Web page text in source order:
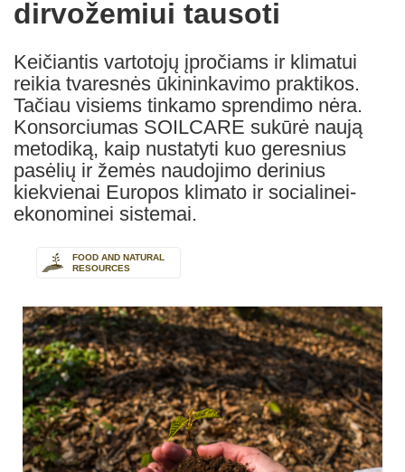
dirvožemiui tausoti
Keičiantis vartotojų įpročiams ir klimatui
reikia tvaresnės ūkininkavimo praktikos.
Tačiau visiems tinkamo sprendimo nėra.
Konsorciumas SOILCARE sukūrė naują
metodiką, kaip nustatyti kuo geresnius
pasėlių ir žemės naudojimo derinius
kiekvienai Europos klimato ir socialinei-
ekonominei sistemai.
FOOD AND NATURAL
RESOURCES